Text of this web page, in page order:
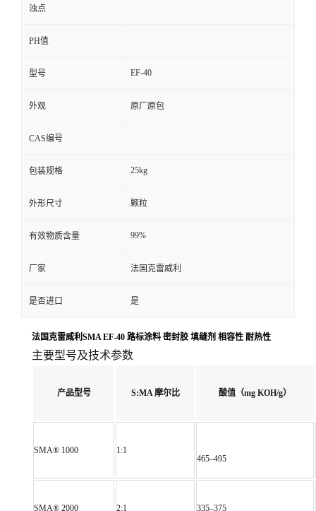
浊点
PH值
型号 EF-40
外观 原厂原包
CAS编号
包装规格 25kg
外形尺寸 颗粒
有效物质含量 99%
厂家 法国克雷威利
是否进口 是
法国克雷威利SMA EF-40 路标涂料 密封胶 填缝剂 相容性 耐热性
主要型号及技术参数
产品型号 S:MA 摩尔比 酸值（mg KOH/g）
SMA® 1000
1:1
465–495
SMA® 2000 2:1 335–375